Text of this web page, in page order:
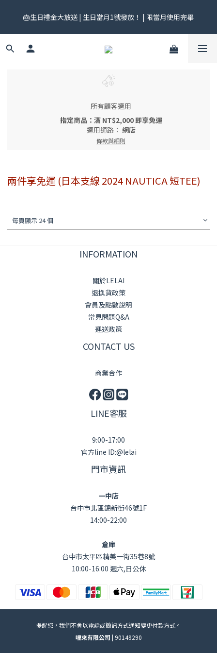
領券中心領，碼碼不同快去領！
🎂生日禮金大放送 | 生日當月1號發放！ | 限當月使用完畢
🎟️ 免運券來了！每月 25 號準時開搶｜$299／$999 各一張｜官網
所有顧客適用
指定商品：滿 NT$2,000 即享免運
適用通路： 網店
條款與細則
兩件享免運 (日本支線 2024 NAUTICA 短TEE)
每頁顯示 24 個
INFORMATION
關於LELAI
退換貨政策
會員及點數說明
常見問題Q&A
運送政策
CONTACT US
商業合作
LINE客服
9:00-17:00
官方line ID:@lelai
門市資訊
一中店
台中市北區錦新街46號1F
14:00-22:00
倉庫
台中市太平區精美一街35巷8號
10:00-16:00 週六,日公休
提醒您，我們不會以電話或簡訊方式通知變更付款方式。
哩來有限公司 | 90149290